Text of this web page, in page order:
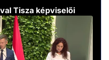
Tisza képviselői